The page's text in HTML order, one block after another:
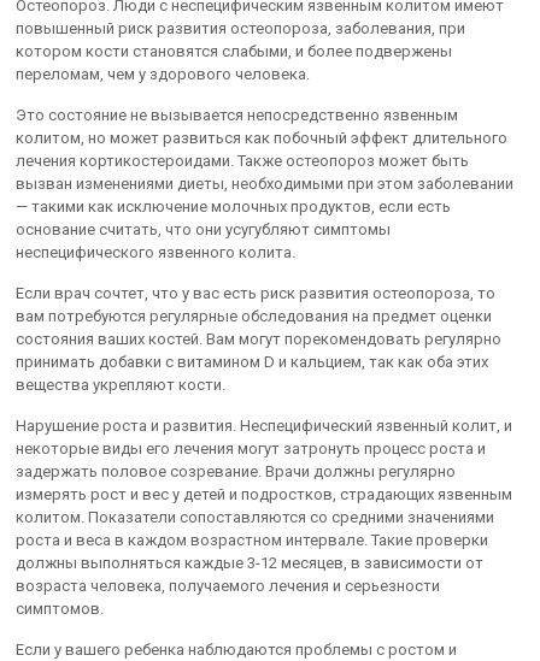
Остеопороз. Люди с неспецифическим язвенным колитом имеют
повышенный риск развития остеопороза, заболевания, при
котором кости становятся слабыми, и более подвержены
переломам, чем у здорового человека.
Это состояние не вызывается непосредственно язвенным
колитом, но может развиться как побочный эффект длительного
лечения кортикостероидами. Также остеопороз может быть
вызван изменениями диеты, необходимыми при этом заболевании
— такими как исключение молочных продуктов, если есть
основание считать, что они усугубляют симптомы
неспецифического язвенного колита.
Если врач сочтет, что у вас есть риск развития остеопороза, то
вам потребуются регулярные обследования на предмет оценки
состояния ваших костей. Вам могут порекомендовать регулярно
принимать добавки с витамином D и кальцием, так как оба этих
вещества укрепляют кости.
Нарушение роста и развития. Неспецифический язвенный колит, и
некоторые виды его лечения могут затронуть процесс роста и
задержать половое созревание. Врачи должны регулярно
измерять рост и вес у детей и подростков, страдающих язвенным
колитом. Показатели сопоставляются со средними значениями
роста и веса в каждом возрастном интервале. Такие проверки
должны выполняться каждые 3-12 месяцев, в зависимости от
возраста человека, получаемого лечения и серьезности
симптомов.
Если у вашего ребенка наблюдаются проблемы с ростом и